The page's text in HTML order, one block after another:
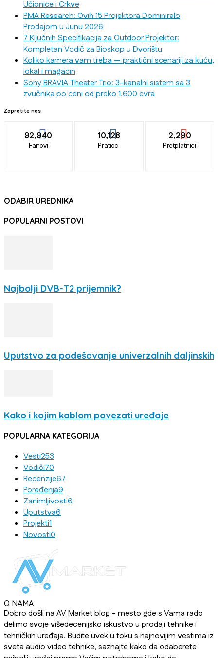
Učionice i Crkve
PMA Research: Ovih 15 Projektora Dominiralo
Prodajom u Junu 2026
7 Ključnih Specifikacija za Outdoor Projektor:
Kompletan Vodič za Bioskop u Dvorištu
Koliko kamera vam treba — praktični scenariji za kuću,
lokal i magacin
Sony BRAVIA Theater Trio: 3-kanalni sistem sa 3
zvučnika po ceni od preko 1.600 evra
Zapratite nas
92,940
Fanovi
10,128
Pratioci
2,290
Pretplatnici
ODABIR UREDNIKA
POPULARNI POSTOVI
Najbolji DVB-T2 prijemnik?
Uputstvo za podešavanje univerzalnih daljinskih
Kako i kojim kablom povezati uređaje
POPULARNA KATEGORIJA
Vesti253
Vodiči70
Recenzije67
Poređenja9
Zanimljivosti6
Uputstva6
Projekti1
Novosti0
O NAMA
Dobro došli na AV Market blog - mesto gde s Vama rado
delimo svoje višedecenijsko iskustvo u prodaji tehnike i
tehničkih uređaja. Budite uvek u toku s najnovijim vestima iz
sveta audio video tehnike, saznajte kako da odaberete